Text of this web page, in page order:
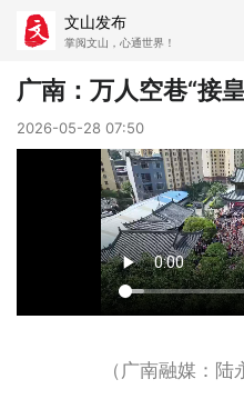
文山发布
掌阅文山，心通世界！
新闻
飞卡阅读
媒体看文山 直播
社会
商务
广南：万人空巷“接
2026-05-28 07:50
（广南融媒：